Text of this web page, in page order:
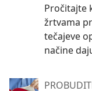
Pročitajte
žrtvama
tečajeve
načine